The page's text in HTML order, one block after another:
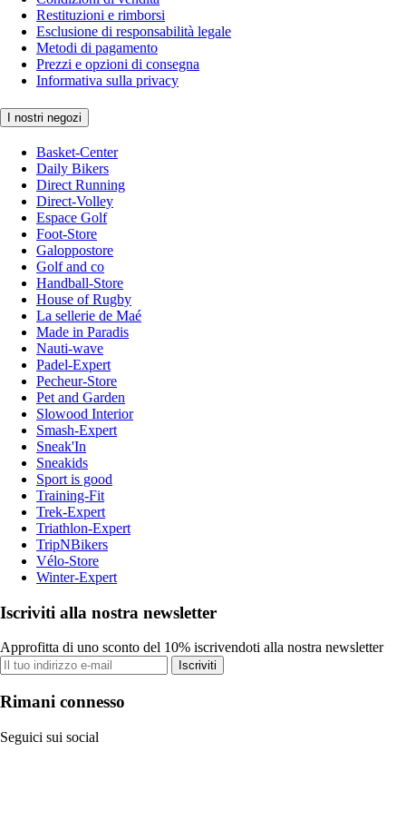
Restituzioni e rimborsi
Esclusione di responsabilità legale
Metodi di pagamento
Prezzi e opzioni di consegna
Informativa sulla privacy
I nostri negozi
Basket-Center
Daily Bikers
Direct Running
Direct-Volley
Espace Golf
Foot-Store
Galoppostore
Golf and co
Handball-Store
House of Rugby
La sellerie de Maé
Made in Paradis
Nauti-wave
Padel-Expert
Pecheur-Store
Pet and Garden
Slowood Interior
Smash-Expert
Sneak'In
Sneakids
Sport is good
Training-Fit
Trek-Expert
Triathlon-Expert
TripNBikers
Vélo-Store
Winter-Expert
Iscriviti alla nostra newsletter
Approfitta di uno sconto del 10% iscrivendoti alla nostra newsletter
Iscriviti
Rimani connesso
Seguici sui social